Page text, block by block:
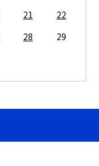
21
22
28
29